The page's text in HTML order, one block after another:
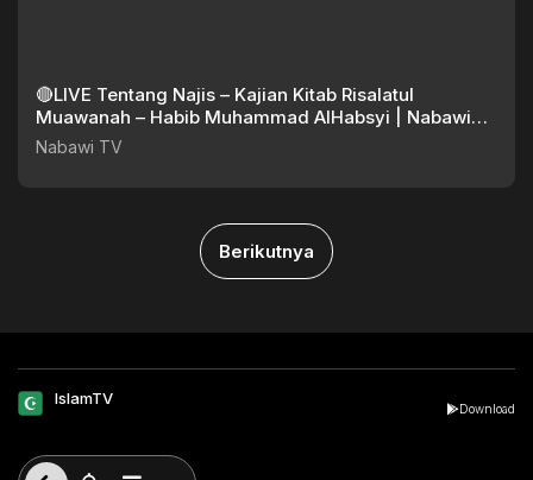
🔴LIVE Tentang Najis – Kajian Kitab Risalatul
Muawanah – Habib Muhammad AlHabsyi | Nabawi
TV
Nabawi TV
Berikutnya
IslamTV
Download